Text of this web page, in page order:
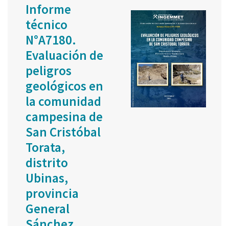
Informe
técnico
N°A7180.
Evaluación de
peligros
geológicos en
la comunidad
campesina de
San Cristóbal
Torata,
distrito
Ubinas,
provincia
General